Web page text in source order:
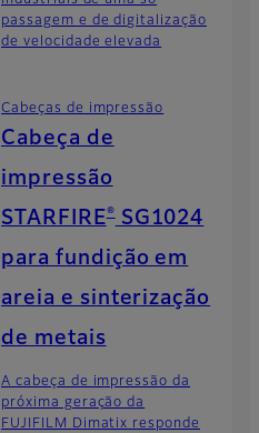
passagem e de digitalização
de velocidade elevada
Cabeças de impressão
Cabeça de
impressão
STARFIRE®SG1024
para fundição em
areia e sinterização
de metais
A cabeça de impressão da
próxima geração da
FUJIFILM Dimatix responde